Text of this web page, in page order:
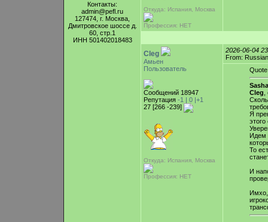
Контакты:
admin@pefl.ru
127474, г. Москва,
Дмитровское шоссе д.
60, стр.1
ИНН 501402018483
Откуда: Испания, Москва
Профессия: НЕТ
Cleg
Амьен
Пользователь
Сообщений 18947
Репутация -1 | 0 |+1
27 [266 -239]
Откуда: Испания, Москва
Профессия: НЕТ
2026-06-04
From:
Quote
Cleg
Я
Идем
То
И
Имхо,